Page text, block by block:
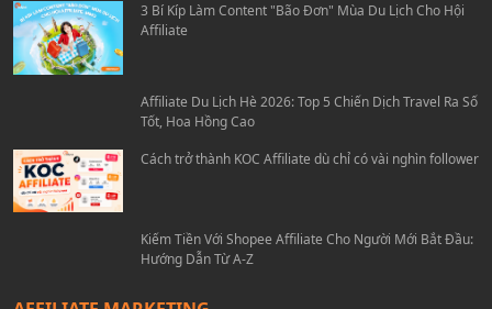
3 Bí Kíp Làm Content "Bão Đơn" Mùa Du Lịch Cho Hội
Affiliate
Affiliate Du Lịch Hè 2026: Top 5 Chiến Dịch Travel Ra Số
Tốt, Hoa Hồng Cao
Kiếm Tiền Với Shopee Affiliate Cho Người Mới Bắt Đầu: